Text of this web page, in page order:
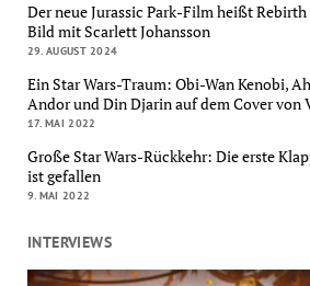
Der neue Jurassic Park-Film heißt
Bild mit Scarlett Johansson
29. AUGUST 2024
Ein Star Wars-Traum: Obi-Wan Kenobi,
Andor und Din Djarin auf dem Cover von
17. MAI 2022
Große Star Wars-Rückkehr: Die erste
ist gefallen
9. MAI 2022
INTERVIEWS